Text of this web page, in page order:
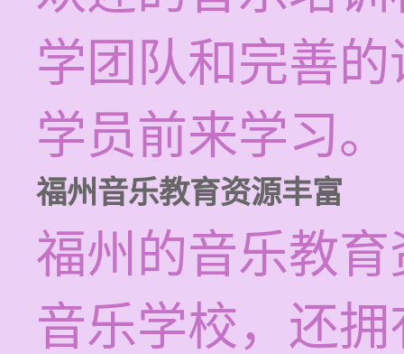
学团队和完善
学员前来学习。
福州音乐教育资源丰富
福州的音乐教
音乐学校，还